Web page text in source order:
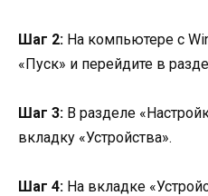
Шаг 2: На компьютере с
«Пуск» и перейдите в
Шаг 3: В разделе
вкладку «Устройства».
Шаг 4: На вкладке